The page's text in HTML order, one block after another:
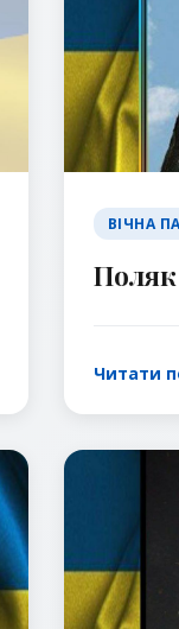
ВІЧНА
Читати